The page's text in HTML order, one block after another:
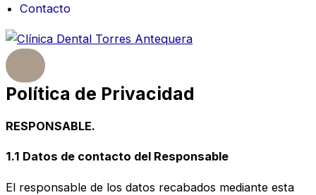
Contacto
Política de Privacidad
RESPONSABLE.
1.1 Datos de contacto del Responsable
El responsable de los datos recabados mediante esta